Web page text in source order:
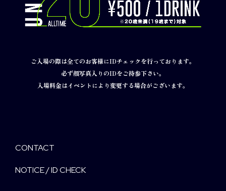
ご入場の際は全てのお客様にIDチェックを行っております。
必ず顔写真入りのIDをご持参下さい。
入場料金はイベントにより変更する場合がございます。
CONTACT
NOTICE / ID CHECK